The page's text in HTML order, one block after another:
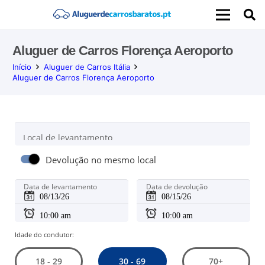
Aluguer de Carros Florença Aeroporto
Início
Aluguer de Carros Itália
Aluguer de Carros Florença Aeroporto
Local de levantamento
Devolução no mesmo local
Data de levantamento Data de devolução
Idade do condutor:
18 - 29 30 - 69 70+